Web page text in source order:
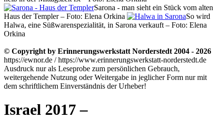
Sarona - man sieht ein Stück vom alten
Haus der Templer – Foto: Elena Orkina
So wird
Halwa, eine Süßwarenspezialität, in Sarona verkauft – Foto: Elena
Orkina
© Copyright by Erinnerungswerkstatt Norderstedt 2004 - 2026
https://ewnor.de / https://www.erinnerungswerkstatt-norderstedt.de
Ausdruck nur als Leseprobe zum persönlichen Gebrauch,
weitergehende Nutzung oder Weitergabe in jeglicher Form nur mit
dem schriftlichem Einverständnis der Urheber!
Israel 2017 –